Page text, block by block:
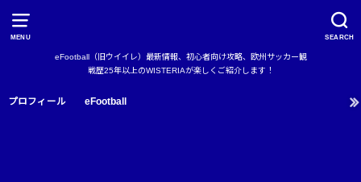
MENU SEARCH
eFootball（旧ウイイレ）最新情報、初心者向け攻略、欧州サッカー観
戦歴25年以上のWISTERIAが楽しくご紹介します！
プロフィール eFootball